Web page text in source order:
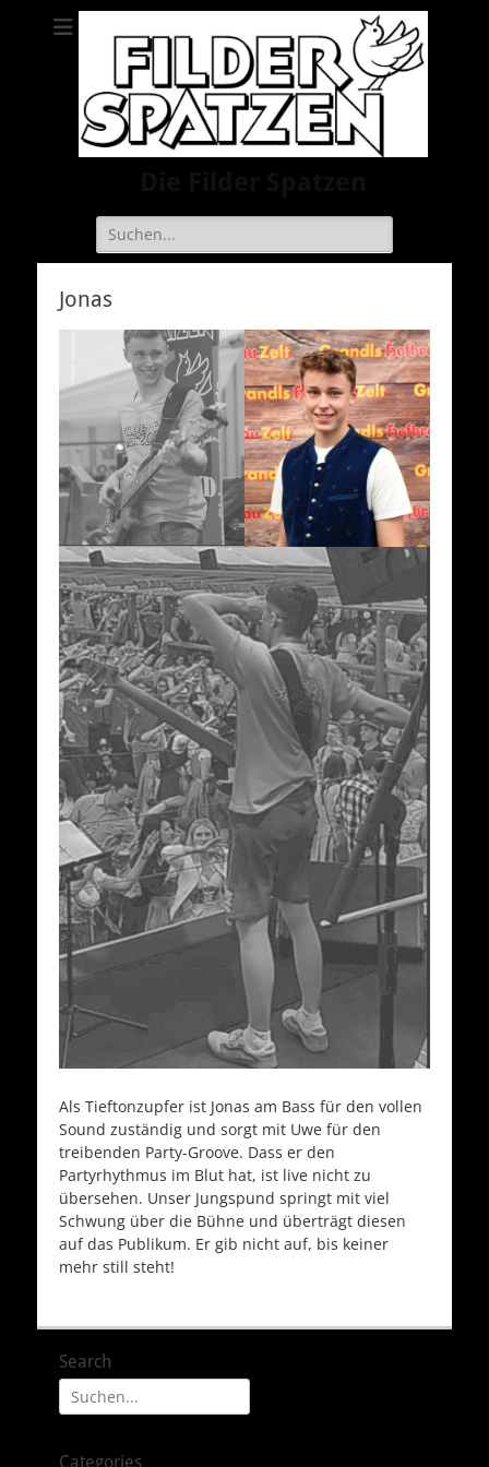
Suche
nach:
Jonas
Als Tieftonzupfer ist Jonas am Bass für den vollen
Sound zuständig und sorgt mit Uwe für den
treibenden Party-Groove. Dass er den
Partyrhythmus im Blut hat, ist live nicht zu
übersehen. Unser Jungspund springt mit viel
Schwung über die Bühne und überträgt diesen
auf das Publikum. Er gib nicht auf, bis keiner
mehr still steht!
Search
Suche
nach:
Categories